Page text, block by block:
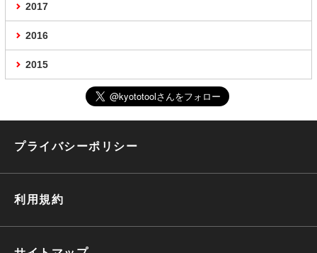
2017
2016
2015
プライバシーポリシー
利用規約